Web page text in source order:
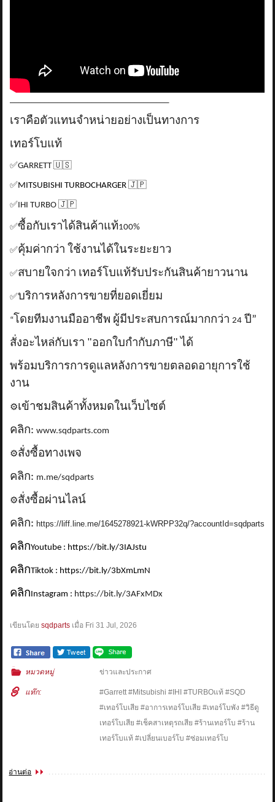
เราคือตัวแทนจำหน่ายอย่างเป็นทางการ
เทอร์โบแท้
✅GARRETT🇺🇸
✅ MITSUBISHI TURBOCHARGER 🇯🇵
✅ IHI TURBO🇯🇵
✅ซื้อกับเราได้สินค้าแท้100%
✅คุ้มค่ากว่า ใช้งานได้ในระยะยาว
✅สบายใจกว่า เทอร์โบแท้รับประกันสินค้ายาวนาน
✅บริการหลังการขายที่ยอดเยี่ยม
“ โดยทีมงานมืออาชีพ ผู้มีประสบการณ์มากกว่า24 ปี”
สั่งอะไหล่กับเรา "ออกใบกำกับภาษี" ได้
พร้อมบริการการดูแลหลังการขายตลอดอายุการใช้
งาน
⚙️เข้าชมสินค้าทั้งหมดในเว็บไซต์
คลิก:www.sqdparts.com
⚙️สั่งซื้อทางเพจ
คลิก: m.me/sqdparts
⚙️สั่งซื้อผ่านไลน์
คลิก: https://liff.line.me/1645278921-kWRPP32q/?accountId=sqdparts
คลิกYoutube : https://bit.ly/3IAJstu
คลิกTiktok : https://bit.ly/3bXmLmN
คลิก Instagram : https://bit.ly/3AFxMDx
เขียนโดยsqdparts เมื่อ Fri 31 Jul, 2026
หมวดหมู่ ข่าวและประกาศ
แท๊ก:
#Garrett #Mitsubishi #IHI #TURBOแท้ #SQD
#เทอร์โบเสีย #อาการเทอร์โบเสีย #เทอร์โบพัง #วิธีดู
เทอร์โบเสีย #เช็คสาเหตุรถเสีย #ร้านเทอร์โบ #ร้าน
เทอร์โบแท้ #เปลี่ยนเบอร์โบ #ซ่อมเทอร์โบ
อ่านต่อ